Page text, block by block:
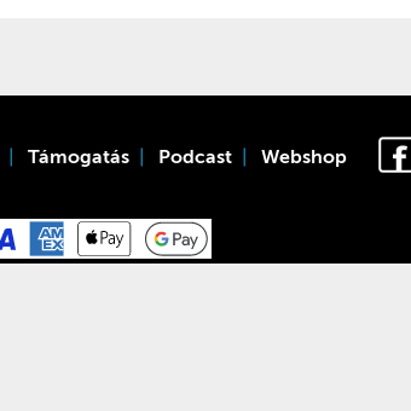
Támogatás Podcast Webshop